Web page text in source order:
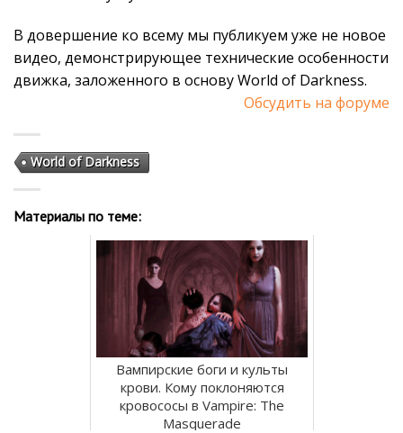
В довершение ко всему мы публикуем уже не новое
видео, демонстрирующее технические особенности
движка, заложенного в основу World of Darkness.
Обсудить на форуме
World of Darkness
Материалы по теме:
Вампирские боги и культы
крови. Кому поклоняются
кровососы в Vampire: The
Masquerade